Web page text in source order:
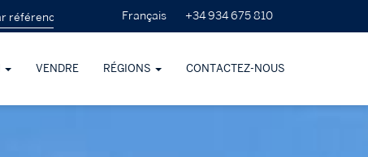
Français +34 934 675 810
VENDRE RÉGIONS CONTACTEZ-NOUS